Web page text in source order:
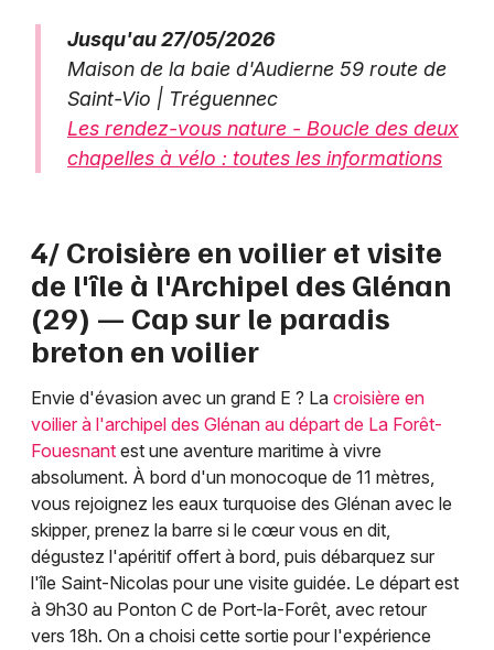
Jusqu'au 27/05/2026
Maison de la baie d'Audierne 59 route de
Saint-Vio | Tréguennec
Les rendez-vous nature - Boucle des deux
chapelles à vélo : toutes les informations
4/ Croisière en voilier et visite
de l'île à l'Archipel des Glénan
(29) — Cap sur le paradis
breton en voilier
Envie d'évasion avec un grand E ? La croisière en
voilier à l'archipel des Glénan au départ de La Forêt-
Fouesnant est une aventure maritime à vivre
absolument. À bord d'un monocoque de 11 mètres,
vous rejoignez les eaux turquoise des Glénan avec le
skipper, prenez la barre si le cœur vous en dit,
dégustez l'apéritif offert à bord, puis débarquez sur
l'île Saint-Nicolas pour une visite guidée. Le départ est
à 9h30 au Ponton C de Port-la-Forêt, avec retour
vers 18h. On a choisi cette sortie pour l'expérience